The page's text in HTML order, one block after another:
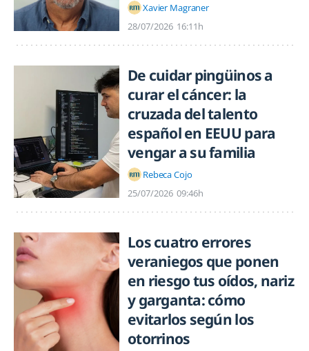
Xavier Magraner
28/07/2026 16:11h
De cuidar pingüinos a
curar el cáncer: la
cruzada del talento
español en EEUU para
vengar a su familia
Rebeca Cojo
25/07/2026 09:46h
Los cuatro errores
veraniegos que ponen
en riesgo tus oídos, nariz
y garganta: cómo
evitarlos según los
otorrinos